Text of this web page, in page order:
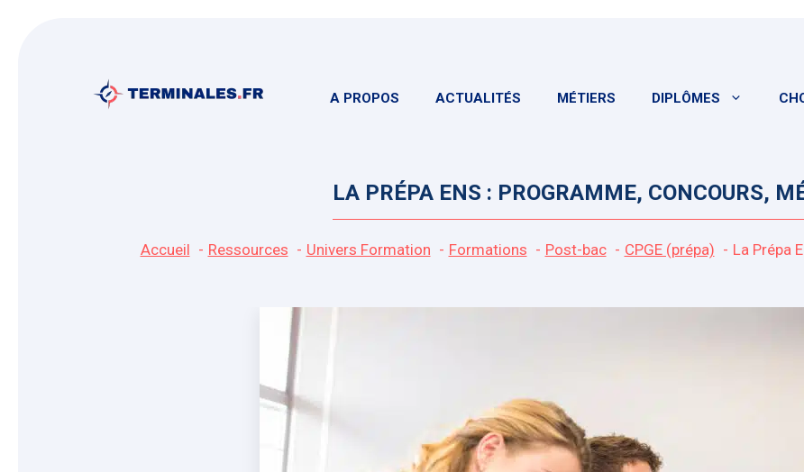
A PROPOS ACTUALITÉS MÉTIERS DIPLÔMES
LA PRÉPA ENS : PROGRAMME, CONCOURS,
Accueil Ressources Univers Formation Formations Post-bac CPGE (prépa) La Prépa